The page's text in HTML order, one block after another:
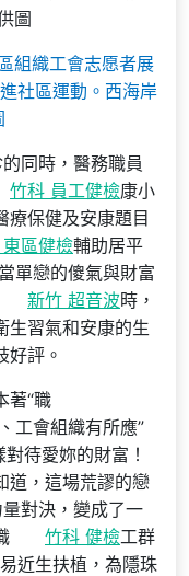
組織工會志愿者展
社區運動。西海岸
同時，醫務職員
竹科 員工健檢康小
療保健及安康題目
區健檢輔助居平
單戀的傻氣與財富
新竹 超音波時，
生習氣和安康的生
好評。
著“職
工會組織有所應”
待愛妳的財富！
道，這場荒謬的戀
量對決，變成了一
竹科 健檢工群
近生扶植，為隱珠